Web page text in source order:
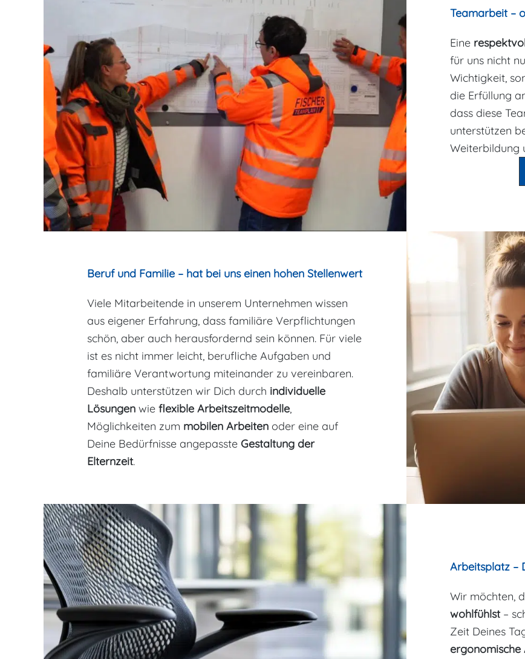
Teamarbeit –
Eine
für uns nicht
Wichtigkeit,
die Erfüllung
dass diese
unterstützen
Weiterbildung
Beruf und Familie – hat bei uns einen hohen Stellenwert
Viele Mitarbeitende in unserem Unternehmen wissen
aus eigener Erfahrung, dass familiäre Verpflichtungen
schön, aber auch herausfordernd sein können. Für viele
ist es nicht immer leicht, berufliche Aufgaben und
familiäre Verantwortung miteinander zu vereinbaren.
Deshalb unterstützen wir Dich durch individuelle
Lösungen wie flexible Arbeitszeitmodelle,
Möglichkeiten zum mobilen Arbeiten oder eine auf
Deine Bedürfnisse angepasste Gestaltung der
Elternzeit.
Arbeitsplatz –
Wir möchten,
wohlfühlst –
Zeit Deines